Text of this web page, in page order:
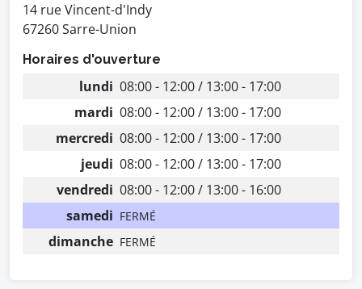
14 rue Vincent-d'Indy
67260 Sarre-Union
Horaires d'ouverture
lundi 08:00 - 12:00 / 13:00 - 17:00
mardi 08:00 - 12:00 / 13:00 - 17:00
mercredi 08:00 - 12:00 / 13:00 - 17:00
jeudi 08:00 - 12:00 / 13:00 - 17:00
vendredi 08:00 - 12:00 / 13:00 - 16:00
samedi FERMÉ
dimanche FERMÉ